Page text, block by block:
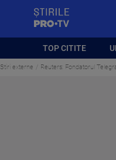
TOP CITITE
Stiri externe Reuters: Fondatorul